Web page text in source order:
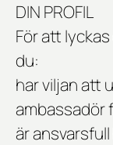
DIN PROFIL
För att
du:
har viljan att
ambassadör
är